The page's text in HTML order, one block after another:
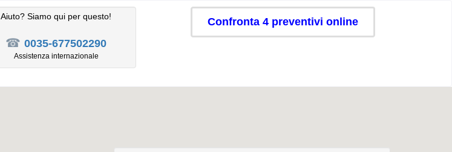
Aiuto? Siamo qui per questo!
☎ 0035-677502290
Assistenza internazionale
Confronta 4 preventivi online